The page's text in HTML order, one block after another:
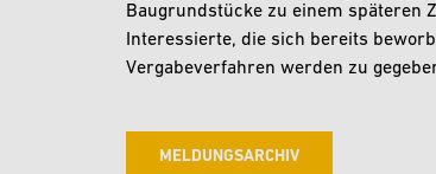
Baugrundstücke zu einem späteren
Interessierte, die sich bereits
Vergabeverfahren werden zu
MELDUNGSARCHIV